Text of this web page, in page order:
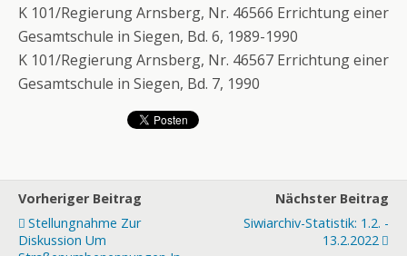
K 101/Regierung Arnsberg, Nr. 46566 Errichtung einer
Gesamtschule in Siegen, Bd. 6, 1989-1990
K 101/Regierung Arnsberg, Nr. 46567 Errichtung einer
Gesamtschule in Siegen, Bd. 7, 1990
Vorheriger Beitrag
Stellungnahme Zur
Diskussion Um
Nächster Beitrag
Siwiarchiv-Statistik: 1.2. -
13.2.2022